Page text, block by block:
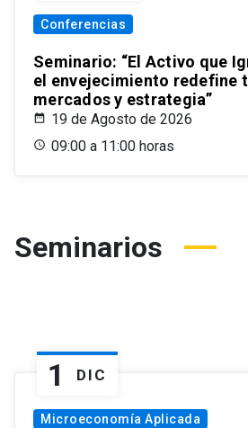
Conferencias
Seminario: “El Activo que
el envejecimiento redefine
mercados y estrategia”
19 de Agosto de 2026
09:00 a 11:00 horas
Seminarios
1 DIC
Microeconomía Aplicada